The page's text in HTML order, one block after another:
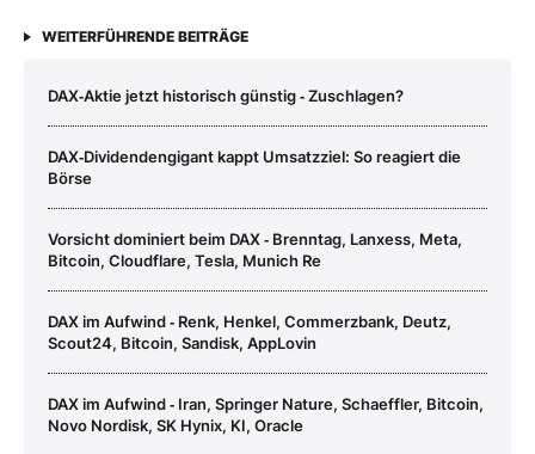
WEITERFÜHRENDE BEITRÄGE
DAX‑Aktie jetzt historisch günstig ‑ Zuschlagen?
DAX‑Dividendengigant kappt Umsatzziel: So reagiert die
Börse
Vorsicht dominiert beim DAX ‑ Brenntag, Lanxess, Meta,
Bitcoin, Cloudflare, Tesla, Munich Re
DAX im Aufwind ‑ Renk, Henkel, Commerzbank, Deutz,
Scout24, Bitcoin, Sandisk, AppLovin
DAX im Aufwind ‑ Iran, Springer Nature, Schaeffler, Bitcoin,
Novo Nordisk, SK Hynix, KI, Oracle